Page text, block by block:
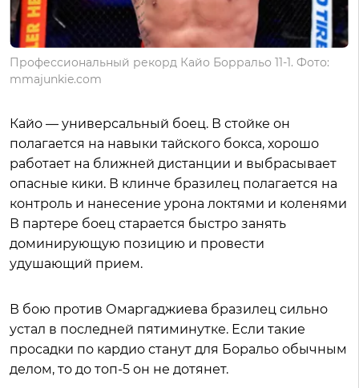
Профессиональный рекорд Кайо Борральо 11-1. Фото:
mmajunkie.com
Кайо — универсальный боец. В стойке он
полагается на навыки тайского бокса, хорошо
работает на ближней дистанции и выбрасывает
опасные кики. В клинче бразилец полагается на
контроль и нанесение урона локтями и коленями
В партере боец старается быстро занять
доминирующую позицию и провести
удушающий прием.
В бою против Омаргаджиева бразилец сильно
устал в последней пятиминутке. Если такие
просадки по кардио станут для Боральо обычным
делом, то до топ-5 он не дотянет.